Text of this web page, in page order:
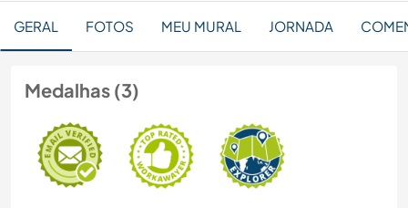
GERAL FOTOS MEU MURAL JORNADA
Medalhas (3)